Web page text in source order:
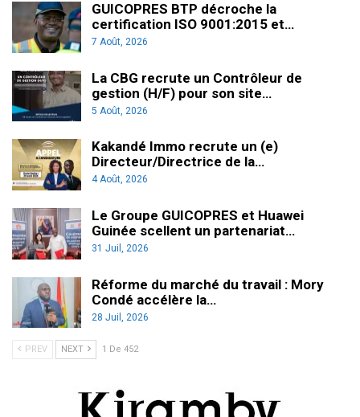
GUICOPRES BTP décroche la
certification ISO 9001:2015 et…
7 Août, 2026
La CBG recrute un Contrôleur de
gestion (H/F) pour son site…
5 Août, 2026
Kakandé Immo recrute un (e)
Directeur/Directrice de la…
4 Août, 2026
Le Groupe GUICOPRES et Huawei
Guinée scellent un partenariat…
31 Juil, 2026
Réforme du marché du travail : Mory
Condé accélère la…
28 Juil, 2026
PREV NEXT 1 De 452